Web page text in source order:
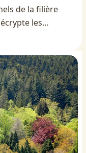
de la filière
les…